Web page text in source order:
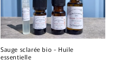
Sauge sclarée bio - Huile
essentielle